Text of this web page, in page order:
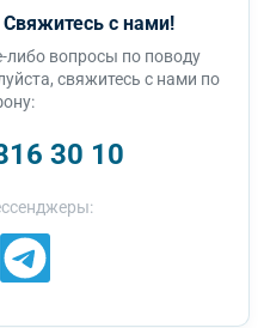
с нами!
либо вопросы по поводу
свяжитесь с нами по
30 10